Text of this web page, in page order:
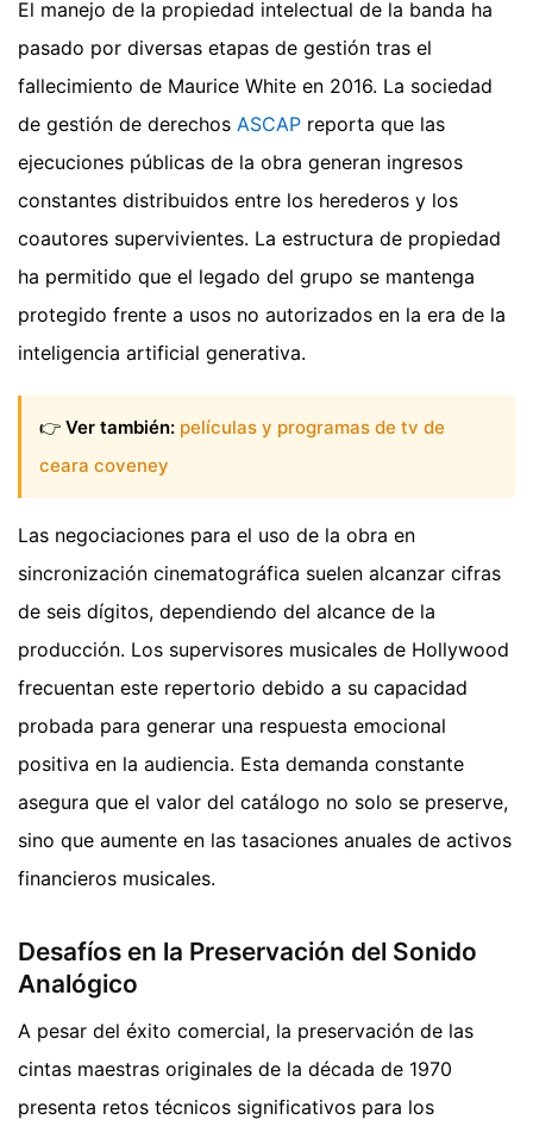
El manejo de la propiedad intelectual de la banda ha
pasado por diversas etapas de gestión tras el
fallecimiento de Maurice White en 2016. La sociedad
de gestión de derechos ASCAP reporta que las
ejecuciones públicas de la obra generan ingresos
constantes distribuidos entre los herederos y los
coautores supervivientes. La estructura de propiedad
ha permitido que el legado del grupo se mantenga
protegido frente a usos no autorizados en la era de la
inteligencia artificial generativa.
👉 Ver también: películas y programas de tv de
ceara coveney
Las negociaciones para el uso de la obra en
sincronización cinematográfica suelen alcanzar cifras
de seis dígitos, dependiendo del alcance de la
producción. Los supervisores musicales de Hollywood
frecuentan este repertorio debido a su capacidad
probada para generar una respuesta emocional
positiva en la audiencia. Esta demanda constante
asegura que el valor del catálogo no solo se preserve,
sino que aumente en las tasaciones anuales de activos
financieros musicales.
Desafíos en la Preservación del Sonido
Analógico
A pesar del éxito comercial, la preservación de las
cintas maestras originales de la década de 1970
presenta retos técnicos significativos para los